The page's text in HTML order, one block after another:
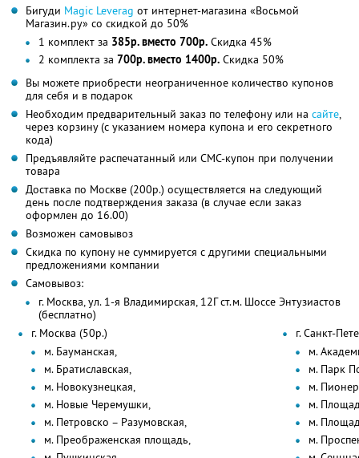
Бигуди Magic Leverag от интернет-магазина «Восьмой
Магазин.ру» со скидкой до 50%
1 комплект за 385р. вместо 700р. Скидка 45%
2 комплекта за 700р. вместо 1400р. Скидка 50%
Вы можете приобрести неограниченное количество купонов
для себя и в подарок
Необходим предварительный заказ по телефону или на сайте,
через корзину (с указанием номера купона и его секретного
кода)
Предъявляйте распечатанный или СМС-купон при получении
товара
Доставка по Москве (200р.) осуществляется на следующий
день после подтверждения заказа (в случае если заказ
оформлен до 16.00)
Возможен самовывоз
Скидка по купону не суммируется с другими специальными
предложениями компании
Самовывоз:
г. Москва, ул. 1-я Владимирская, 12Г ст.м. Шоссе Энтузиастов
(бесплатно)
г. Москва (50р.)
м. Бауманская,
м. Братиславская,
м. Новокузнецкая,
м. Новые Черемушки,
м. Петровско – Разумовская,
м. Преображенская площадь,
г. Санкт-
м.
м. Парк
м.
м.
м.
м.